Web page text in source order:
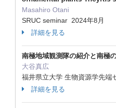
Masahiro Otani
SRUC seminar 2024年8月
詳細を見る
南極地域観測隊の紹介と南極
大谷真広
福井県立大学 生物資源学先端
詳細を見る